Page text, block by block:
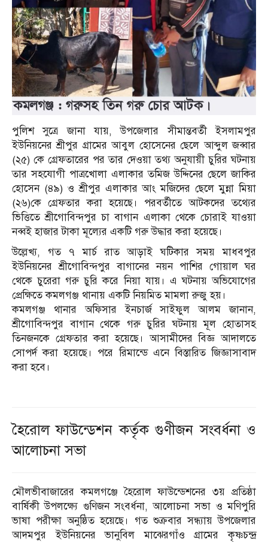
পুলিশ সুত্রে জানা যায়, উপজেলার সীমান্তবর্তী ইসলামপুর
ইউনিয়নের শ্রীপুর গ্রামের আবুল হোসেনের ছেলে আব্দুল জব্বার
(২৫) কে গ্রেফতারের পর তার দেওয়া তথ্য অনুযায়ী চুরির ঘটনায়
তার সহযোগী পাত্রখোলা এলাকার তমিজ উদ্দিনের ছেলে জাকির
হোসেন (৪৯) ও শ্রীপুর এলাকার আং মজিদের ছেলে মুন্না মিয়া
(২৬)কে গ্রেফতার করা হয়েছে। পরবর্তীতে আটকদের তথ্যের
ভিত্তিতে শ্রীগোবিন্দপুর চা বাগান এলাকা থেকে চোরাই যাওয়া
নব্বই হাজার টাকা মূল্যের একটি গরু উদ্ধার করা হয়েছে।
উল্লেখ্য, গত ৭ মার্চ রাত আড়াই ঘটিকার সময় মাধবপুর
ইউনিয়নের শ্রীগোবিন্দপুর বাগানের নয়ন পাশির গোয়াল ঘর
থেকে চুরেরা গরু চুরি করে নিয়া যায়। এ ঘটনায় অভিযোগের
প্রেক্ষিতে কমলগঞ্জ থানায় একটি নিয়মিত মামলা রুজু হয়।
কমলগঞ্জ থানার অফিসার ইনচার্জ সাইফুল আলম জানান,
শ্রীগোবিন্দপুর বাগান থেকে গরু চুরির ঘটনায় মূল হোতাসহ
তিনজনকে গ্রেফতার করা হয়েছে। আসামীদের বিজ্ঞ আদালতে
সোপর্দ করা হয়েছে। পরে রিমান্ডে এনে বিস্তারিত জিজ্ঞাসাবাদ
করা হবে।
হৈরোল ফাউন্ডেশন কর্তৃক গুণীজন সংবর্ধনা ও
আলোচনা সভা
মৌলভীবাজারের কমলগঞ্জে হৈরোল ফাউন্ডেশনের ৩য় প্রতিষ্ঠা
বার্ষিকী উপলক্ষ্যে গুণিজন সংবর্ধনা, আলোচনা সভা ও মণিপুরি
ভাষা পরীক্ষা অনুষ্ঠিত হয়েছে। গত শুক্রবার সন্ধ্যায় উপজেলার
আদমপুর ইউনিয়নের ভানুবিল মাঝেরগাঁও গ্রামের কৃষ্ণচন্দ্র